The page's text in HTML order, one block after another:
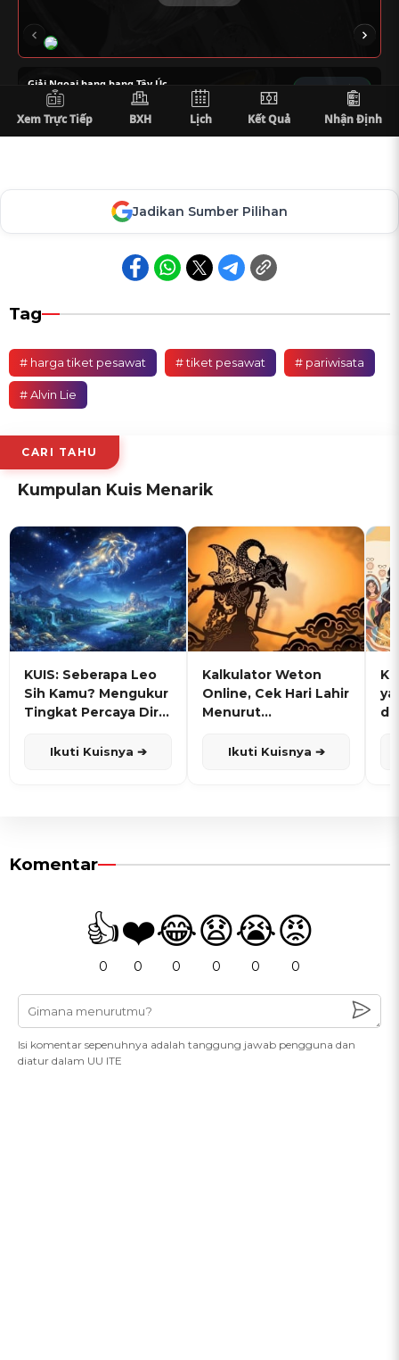
Jadikan Sumber Pilihan
Tag
# harga tiket pesawat # tiket pesawat # pariwisata
# Alvin Lie
CARI TAHU
Kumpulan Kuis Menarik
KUIS: Seberapa Leo
Sih Kamu? Mengukur
Tingkat Percaya Diri
Ikuti Kuisnya ➔
Kalkulator Weton
Online, Cek Hari Lahir
Menurut
Ikuti Kuisnya ➔
Komentar
👍
0
❤️
0
😂
0
😧
0
😭
0
😡
0
Isi komentar sepenuhnya adalah tanggung jawab pengguna dan
diatur dalam UU ITE